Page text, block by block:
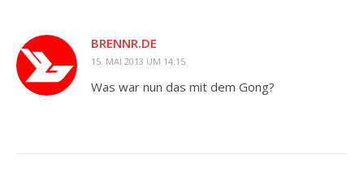
BRENNR.DE
15. MAI 2013 UM 14:15
Was war nun das mit dem Gong?